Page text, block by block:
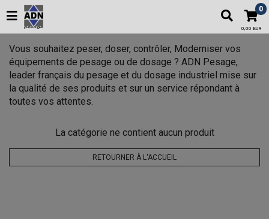
0
0,00 EUR
Vous souhaitez peser, doser, contrôler, Moderniser vos
équipements de pesage ou de dosage ? ADN Pesage,
leader français du pesage et du dosage industriel mise sur
la qualité de ses produits et sur un service répondant à
toutes vos attentes.
La catégorie ne contient aucun produit
RETOURNER À L'ACCUEIL